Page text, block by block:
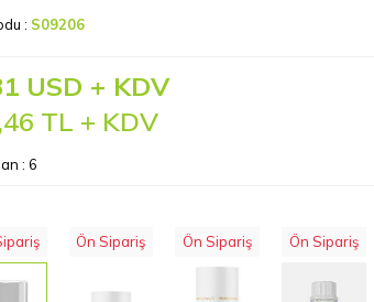
: S09206
USD + KDV
TL + KDV
: 6
Ön Sipariş Ön Sipariş Ön Sipariş